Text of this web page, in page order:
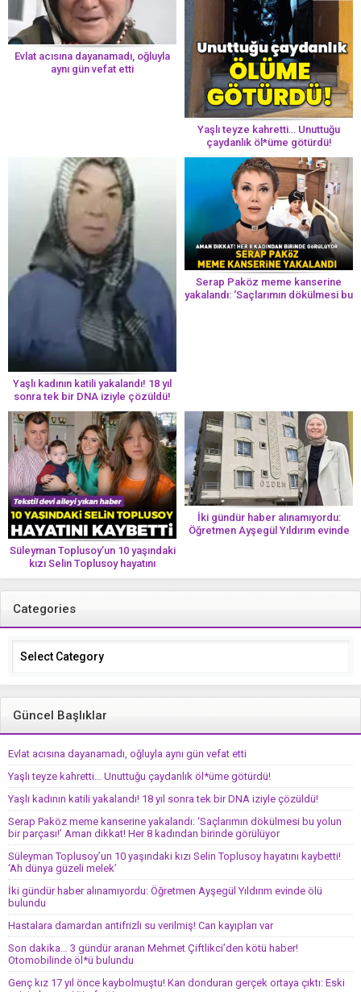
Evlat acısına dayanamadı, oğluyla
aynı gün vefat etti
Yaşlı teyze kahretti… Unuttuğu
çaydanlık öl*üme götürdü!
Yaşlı kadının katili yakalandı! 18 yıl
sonra tek bir DNA iziyle çözüldü!
Serap Paköz meme kanserine
yakalandı: ‘Saçlarımın dökülmesi bu
Süleyman Toplusoy’un 10 yaşındaki
kızı Selin Toplusoy hayatını
kaybetti! ‘Ah dünya güzeli melek’
İki gündür haber alınamıyordu:
Öğretmen Ayşegül Yıldırım evinde
Categories
Categories
Güncel Başlıklar
Evlat acısına dayanamadı, oğluyla aynı gün vefat etti
Yaşlı teyze kahretti… Unuttuğu çaydanlık öl*üme götürdü!
Yaşlı kadının katili yakalandı! 18 yıl sonra tek bir DNA iziyle çözüldü!
Serap Paköz meme kanserine yakalandı: ‘Saçlarımın dökülmesi bu yolun
bir parçası!’ Aman dikkat! Her 8 kadından birinde görülüyor
Süleyman Toplusoy’un 10 yaşındaki kızı Selin Toplusoy hayatını kaybetti!
‘Ah dünya güzeli melek’
İki gündür haber alınamıyordu: Öğretmen Ayşegül Yıldırım evinde ölü
bulundu
Hastalara damardan antifrizli su verilmiş! Can kayıpları var
Son dakika… 3 gündür aranan Mehmet Çiftlikci’den kötü haber!
Otomobilinde öl*ü bulundu
Genç kız 17 yıl önce kaybolmuştu! Kan donduran gerçek ortaya çıktı: Eski